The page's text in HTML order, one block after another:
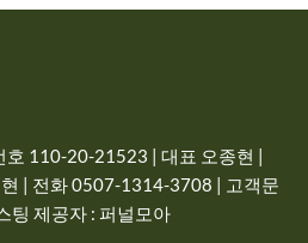
호 110-20-21523 | 대표 오종현 |
| 전화 0507-1314-3708 | 고객문
팅 제공자 : 퍼널모아